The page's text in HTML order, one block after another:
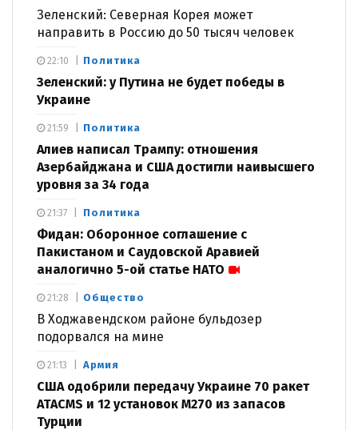
Зеленский: Северная Корея может
направить в Россию до 50 тысяч человек
Политика
Зеленский: у Путина не будет победы в
Украине
22:10
Политика
Алиев написал Трампу: отношения
Азербайджана и США достигли наивысшего
уровня за 34 года
21:59
Политика
Фидан: Оборонное соглашение с
Пакистаном и Саудовской Аравией
аналогично 5-ой статье НАТО
21:37
Общество
В Ходжавендском районе бульдозер
подорвался на мине
21:28
Армия
США одобрили передачу Украине 70 ракет
ATACMS и 12 установок M270 из запасов
Турции
21:13